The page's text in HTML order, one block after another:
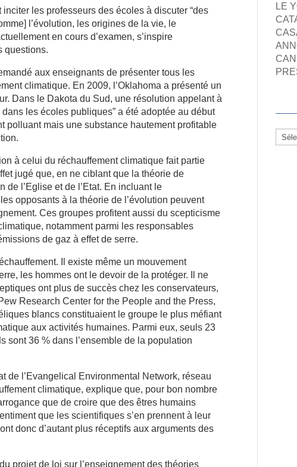
les professeurs des écoles à discuter “des
l’évolution, les origines de la vie, le
en cours d’examen, s’inspire
questions.
aux enseignants de présenter tous les
climatique. En 2009, l’Oklahoma a présenté un
Dans le Dakota du Sud, une résolution appelant à
les écoles publiques” a été adoptée au début
polluant mais une substance hautement profitable
à celui du réchauffement climatique fait partie
jugé que, en ne ciblant que la théorie de
de l’Eglise et de l’Etat. En incluant le
opposants à la théorie de l’évolution peuvent
Ces groupes profitent aussi du scepticisme
notamment parmi les responsables
de gaz à effet de serre.
Il existe même un mouvement
les hommes ont le devoir de la protéger. Il ne
ont plus de succès chez les conservateurs,
Research Center for the People and the Press,
blancs constituaient le groupe le plus méfiant
aux activités hu­maines. Parmi eux, seuls 23
sont 36 % dans l’ensemble de la population
de l’Evangelical Environmental Network, ré­seau
climatique, explique que, pour bon nombre
que de croire que des êtres humains
que les scientifiques s’en prennent à leur
donc d’autant plus réceptifs aux arguments des
projet de loi sur l’enseignement des théories
LE